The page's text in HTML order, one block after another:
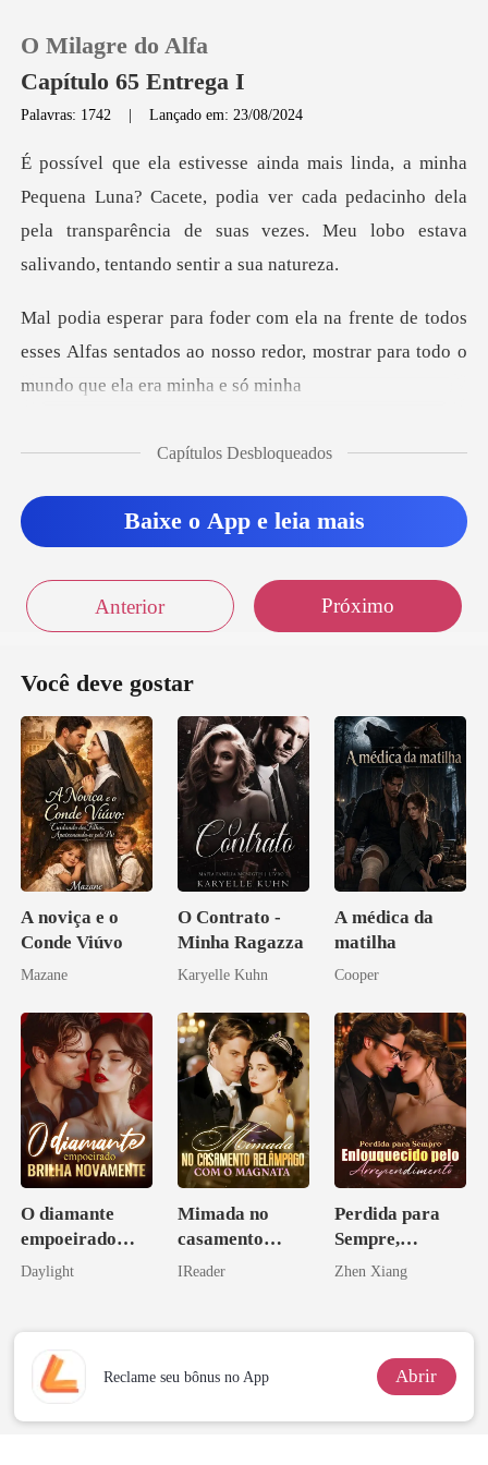
0
Loja
Sair
O Milagre do Alfa
Capítulo 65 Entrega I
Palavras: 1742 |Lançado em: 23/08/2024
? Cacete, podia ver cada pedacinho dela
pela transparência de suas
todos
esses Alfas sentados ao nosso redor, mostr
Capítulos Desbloqueados
Baixe o App e leia mais
Anterior Próximo
Você deve gostar
A noviça e o
Conde Viúvo
Mazane
O Contrato -
Minha Ragazza
Karyelle Kuhn
A médica da
matilha
Cooper
O diamante
empoeirado
brilha
Daylight
Mimada no
casamento
relâmpago com
IReader
Perdida para
Sempre,
Enlouquecido
o
Zhen Xiang
Reclame seu bônus no App Abrir